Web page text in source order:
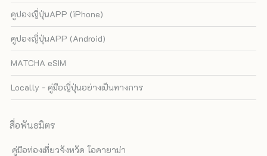
คูปองญี่ปุ่นAPP (iPhone)
คูปองญี่ปุ่นAPP (Android)
MATCHA eSIM
Locally - คู่มือญี่ปุ่นอย่างเป็นทางการ
สื่อพันธมิตร
คู่มือท่องเที่ยวจังหวัด โอคายาม่า